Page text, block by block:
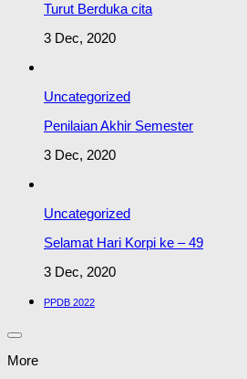
Turut Berduka cita
3 Dec, 2020
Uncategorized
Penilaian Akhir Semester
3 Dec, 2020
Uncategorized
Selamat Hari Korpi ke – 49
3 Dec, 2020
PPDB 2022
More